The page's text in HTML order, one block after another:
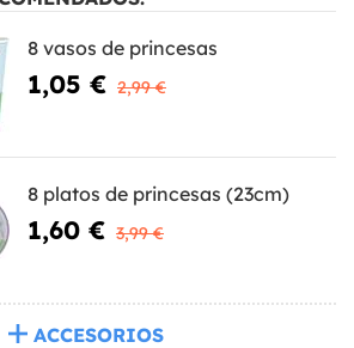
8 vasos de princesas
1,05 € 2,99 €
8 platos de princesas (23cm)
1,60 € 3,99 €
ACCESORIOS